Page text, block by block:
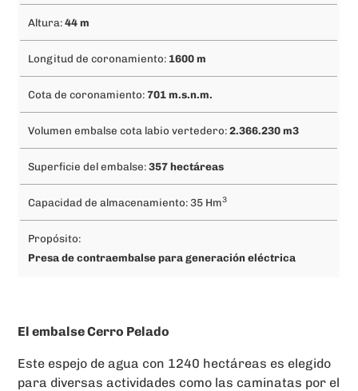
Altura:44 m
Longitud de coronamiento: 1600 m
Cota de coronamiento:701 m.s.n.m.
Volumen embalse cota labio vertedero:2.366.230 m3
Superficie del embalse:357 hectáreas
Capacidad de almacenamiento: 35 Hm3
Propósito:
Presa de contraembalse para generación eléctrica
El embalse Cerro Pelado
Este espejo de agua con 1240 hectáreas es elegido
para diversas actividades como las caminatas por el